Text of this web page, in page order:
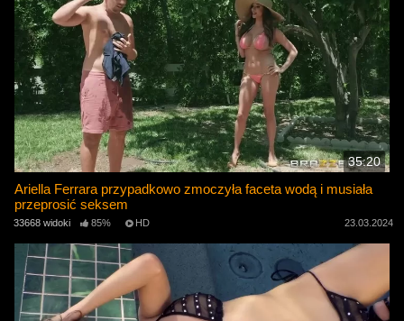
35:20
Ariella Ferrara przypadkowo zmoczyła faceta wodą i musiała
przeprosić seksem
33668 widoki 85% HD 23.03.2024